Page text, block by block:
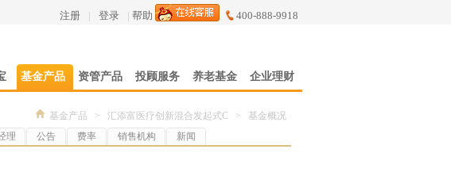
注册 | 登录 | 帮助 400-888-9918
基金产品 资管产品 投顾服务 养老基金 企业理财
基金产品 > 汇添富医疗创新混合发起式C > 基金概况
理 公告 费率 销售机构 新闻